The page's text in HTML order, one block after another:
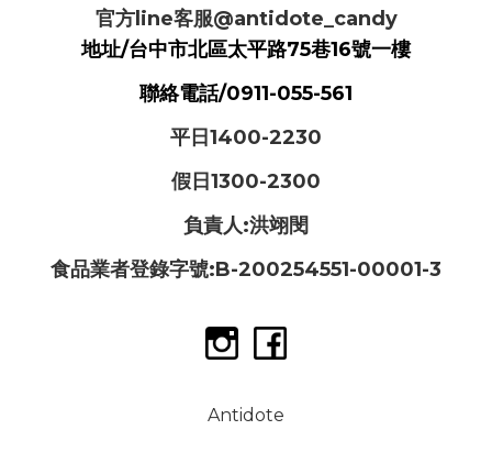
官方line客服@antidote_candy
地址/台中市北區太平路75巷16號一樓
聯絡電話/0911-055-561
平日1400-2230
假日1300-2300
負責人:洪翊閔
食品業者登錄字號:B-200254551-00001-3
Antidote